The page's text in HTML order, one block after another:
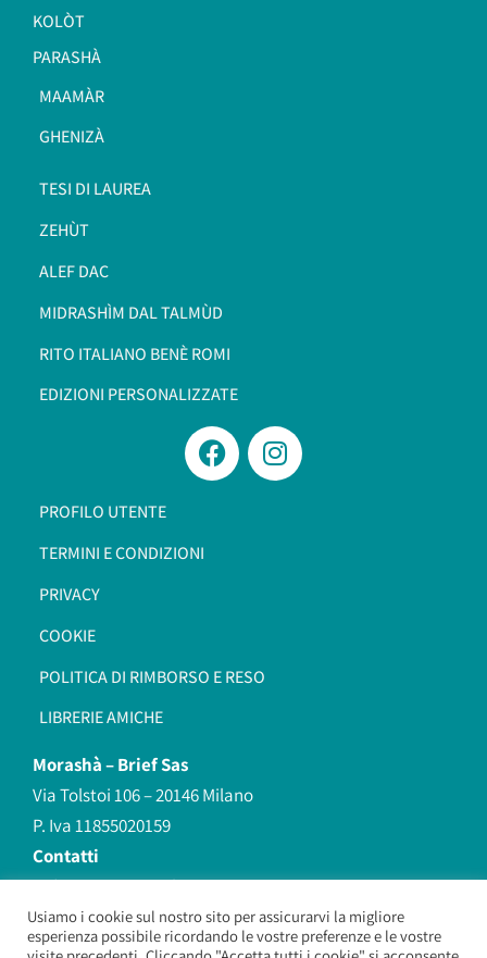
KOLÒT
PARASHÀ
MAAMÀR
GHENIZÀ
TESI DI LAUREA
ZEHÙT
ALEF DAC
MIDRASHÌM DAL TALMÙD
RITO ITALIANO BENÈ ROMI​
EDIZIONI PERSONALIZZATE
PROFILO UTENTE
TERMINI E CONDIZIONI
PRIVACY
COOKIE
POLITICA DI RIMBORSO E RESO
LIBRERIE AMICHE
Morashà –Brief Sas
Via Tolstoi 106 – 20146 Milano
P. Iva 11855020159
Contatti
redazione@morasha.it
339 8596707
(anche Whatsapp)
Usiamo i cookie sul nostro sito per assicurarvi la migliore
esperienza possibile ricordando le vostre preferenze e le vostre